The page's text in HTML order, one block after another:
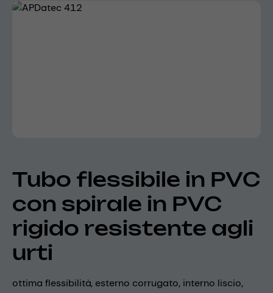
Skip image gallery
Tubo flessibile in PVC
con spirale in PVC
rigido resistente agli
urti
ottima flessibilità, esterno corrugato, interno liscio,